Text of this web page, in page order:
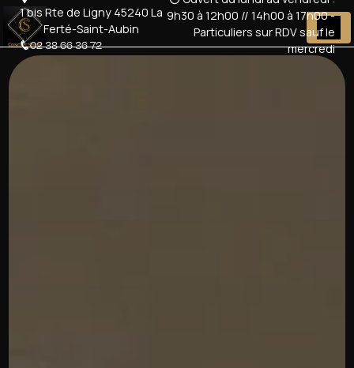
1 bis Rte de Ligny 45240 La
Ferté-Saint-Aubin
02 38 66 36 72
9h30 à 12h00 // 14h00 à 17h00 -
Particuliers sur RDV sauf le
mercredi
Panneau de gestion des cookies